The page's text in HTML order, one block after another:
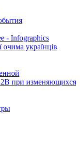
- Infographics
очима українців
при изменяющихся